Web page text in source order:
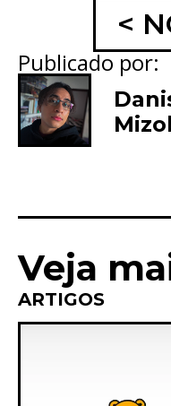
<
Publicado por:
Veja
ARTIGOS